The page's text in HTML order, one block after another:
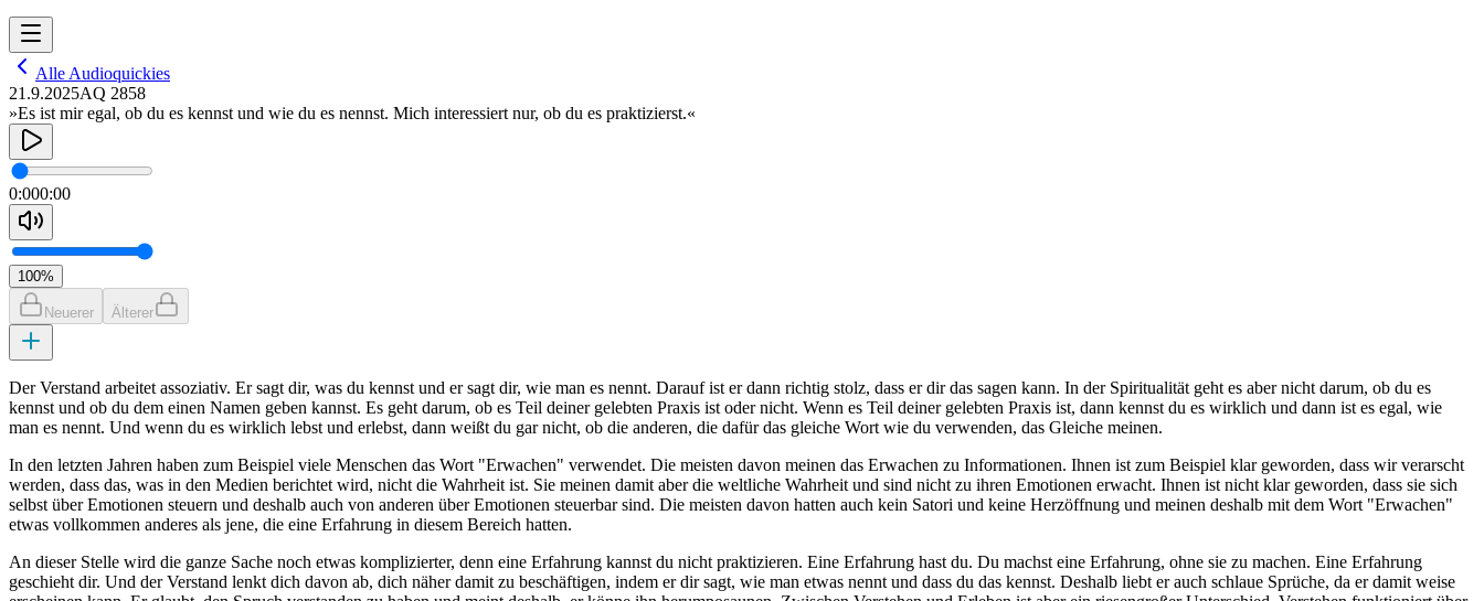
Alle Audioquickies
21.9.2025AQ 2858
»Es ist mir egal, ob du es kennst und wie du es nennst. Mich interessiert nur, ob du es praktizierst.«
0:000:00
100%
Neuerer Älterer
Der Verstand arbeitet assoziativ. Er sagt dir, was du kennst und er sagt dir, wie man es nennt. Darauf ist er dann richtig stolz, dass er dir das sagen kann. In der Spiritualität geht es aber nicht darum, ob du es
kennst und ob du dem einen Namen geben kannst. Es geht darum, ob es Teil deiner gelebten Praxis ist oder nicht. Wenn es Teil deiner gelebten Praxis ist, dann kennst du es wirklich und dann ist es egal, wie
man es nennt. Und wenn du es wirklich lebst und erlebst, dann weißt du gar nicht, ob die anderen, die dafür das gleiche Wort wie du verwenden, das Gleiche meinen.
In den letzten Jahren haben zum Beispiel viele Menschen das Wort "Erwachen" verwendet. Die meisten davon meinen das Erwachen zu Informationen. Ihnen ist zum Beispiel klar geworden, dass wir verarscht
werden, dass das, was in den Medien berichtet wird, nicht die Wahrheit ist. Sie meinen damit aber die weltliche Wahrheit und sind nicht zu ihren Emotionen erwacht. Ihnen ist nicht klar geworden, dass sie sich
selbst über Emotionen steuern und deshalb auch von anderen über Emotionen steuerbar sind. Die meisten davon hatten auch kein Satori und keine Herzöffnung und meinen deshalb mit dem Wort "Erwachen"
etwas vollkommen anderes als jene, die eine Erfahrung in diesem Bereich hatten.
An dieser Stelle wird die ganze Sache noch etwas komplizierter, denn eine Erfahrung kannst du nicht praktizieren. Eine Erfahrung hast du. Du machst eine Erfahrung, ohne sie zu machen. Eine Erfahrung
geschieht dir. Und der Verstand lenkt dich davon ab, dich näher damit zu beschäftigen, indem er dir sagt, wie man etwas nennt und dass du das kennst. Deshalb liebt er auch schlaue Sprüche, da er damit weise